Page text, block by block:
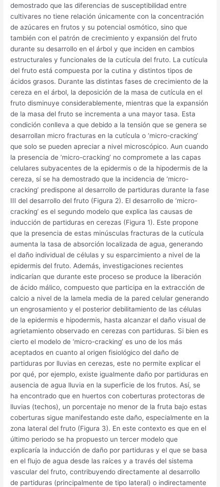
demostrado que las diferencias de susceptibilidad entre
cultivares no tiene relación únicamente con la concentración
de azúcares en frutos y su potencial osmótico, sino que
también con el patrón de crecimiento y expansión del fruto
durante su desarrollo en el árbol y que inciden en cambios
estructurales y funcionales de la cutícula del fruto. La cutícula
del fruto está compuesta por la cutina y distintos tipos de
ácidos grasos. Durante las distintas fases de crecimiento de la
cereza en el árbol, la deposición de la masa de cutícula en el
fruto disminuye considerablemente, mientras que la expansión
de la masa del fruto se incrementa a una mayor tasa. Esta
condición conlleva a que debido a la tensión que se genera se
desarrollan micro fracturas en la cutícula o ‘micro-cracking’
que solo se pueden apreciar a nivel microscópico. Aun cuando
la presencia de ‘micro-cracking’ no compromete a las capas
celulares subyacentes de la epidermis o de la hipodermis de la
cereza, sí se ha demostrado que la incidencia de ‘micro-
cracking’ predispone al desarrollo de partiduras durante la fase
III del desarrollo del fruto (Figura 2). El desarrollo de ‘micro-
cracking’ es el segundo modelo que explica las causas de
inducción de partiduras en cerezas (Figura 1). Este propone
que la presencia de estas minúsculas fracturas de la cutícula
aumenta la tasa de absorción localizada de agua, generando
el daño individual de células y su esparcimiento a nivel de la
epidermis del fruto. Además, investigaciones recientes
indicarían que durante este proceso se produce la liberación
de ácido málico, compuesto que participa en la extracción de
calcio a nivel de la lamela media de la pared celular generando
un engrosamiento y el posterior debilitamiento de las células
de la epidermis e hipodermis, hasta alcanzar el daño visual de
agrietamiento observado en cerezas con partiduras. Si bien es
cierto el modelo de ‘micro-cracking’ es uno de los más
aceptados en cuanto al origen fisiológico del daño de
partiduras por lluvias en cerezas, este no permite explicar el
por qué, por ejemplo, existe igualmente daño por partiduras en
ausencia de agua lluvia en la superficie de los frutos. Así, se
ha encontrado que en huertos con coberturas protectoras de
lluvias (techos), un porcentaje no menor de la fruta bajo estas
coberturas sigue manifestando este daño, especialmente en la
zona lateral del fruto (Figura 3). En este contexto es que en el
último periodo se ha propuesto un tercer modelo que
explicaría la inducción de daño por partiduras y el que se basa
en el flujo de agua desde las raíces y a través del sistema
vascular del fruto, contribuyendo directamente al desarrollo
de partiduras (principalmente de tipo lateral) o indirectamente